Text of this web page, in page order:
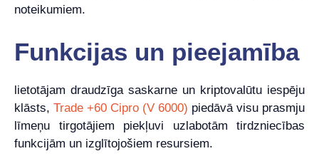
noteikumiem.
Funkcijas un pieejamība
lietotājam draudzīga saskarne un kriptovalūtu iespēju
klāsts, Trade +60 Cipro (V 6000) piedāvā visu prasmju
līmeņu tirgotājiem piekļuvi uzlabotām tirdzniecības
funkcijām un izglītojošiem resursiem.